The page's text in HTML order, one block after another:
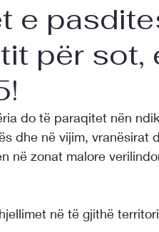
e
për sot,
do të paraqitet nën
dhe në vijim, vranësirat
në zonat malore
në të gjithë